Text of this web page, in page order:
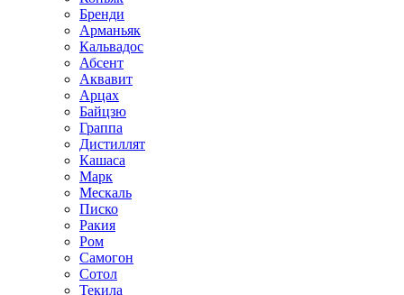
Бренди
Арманьяк
Кальвадос
Абсент
Аквавит
Арцах
Байцзю
Граппа
Дистиллят
Кашаса
Марк
Мескаль
Писко
Ракия
Ром
Самогон
Сотол
Текила